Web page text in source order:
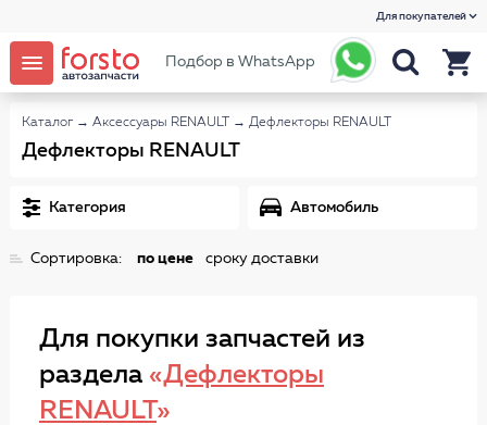
Для покупателей
Подбор в WhatsApp
Каталог → Аксессуары RENAULT → Дефлекторы RENAULT
Дефлекторы RENAULT
Категория Автомобиль
Сортировка: по цене сроку доставки
Для покупки запчастей из
раздела «Дефлекторы
RENAULT»